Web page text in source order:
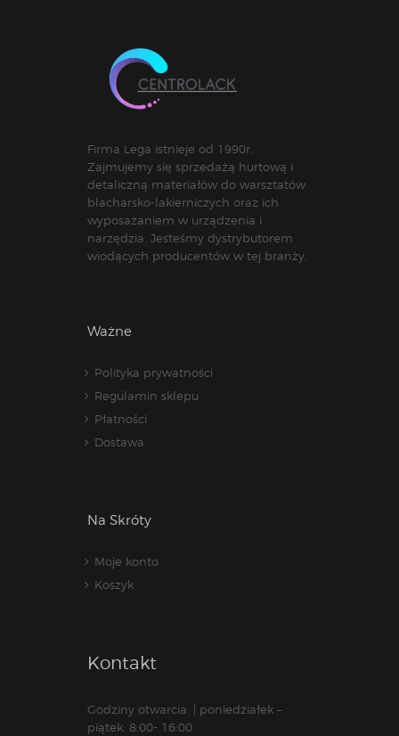
Firma Lega istnieje od 1990r.
Zajmujemy się sprzedażą hurtową i
detaliczną materiałów do warsztatów
blacharsko-lakierniczych oraz ich
wyposażaniem w urządzenia i
narzędzia. Jesteśmy dystrybutorem
wiodących producentów w tej branży.
Ważne
Polityka prywatności
Regulamin sklepu
Płatności
Dostawa
Na Skróty
Moje konto
Koszyk
Kontakt
Godziny otwarcia: | poniedziałek –
piątek: 8:00- 16:00